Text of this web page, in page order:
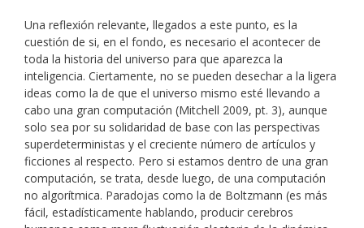
Una reflexión relevante, llegados a este punto, es la
cuestión de si, en el fondo, es necesario el acontecer de
toda la historia del universo para que aparezca la
inteligencia. Ciertamente, no se pueden desechar a la ligera
ideas como la de que el universo mismo esté llevando a
cabo una gran computación (Mitchell 2009, pt. 3), aunque
solo sea por su solidaridad de base con las perspectivas
superdeterministas y el creciente número de artículos y
ficciones al respecto. Pero si estamos dentro de una gran
computación, se trata, desde luego, de una computación
no algorítmica. Paradojas como la de Boltzmann (es más
fácil, estadísticamente hablando, producir cerebros